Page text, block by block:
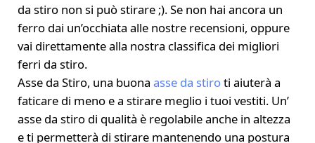
da stiro non si può stirare ;). Se non hai ancora un
ferro dai un’occhiata alle nostre recensioni, oppure
vai direttamente alla nostra classifica dei migliori
ferri da stiro.
Asse da Stiro, una buona asse da stiroti aiuterà a
faticare di meno e a stirare meglio i tuoi vestiti. Un’
asse da stiro di qualità è regolabile anche in altezza
e ti permetterà di stirare mantenendo una postura